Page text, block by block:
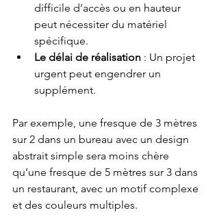
difficile d’accès ou en hauteur
peut nécessiter du matériel
spécifique.
Le délai de réalisation : Un projet
urgent peut engendrer un
supplément.
Par exemple, une fresque de 3 mètres
sur 2 dans un bureau avec un design
abstrait simple sera moins chère
qu’une fresque de 5 mètres sur 3 dans
un restaurant, avec un motif complexe
et des couleurs multiples.